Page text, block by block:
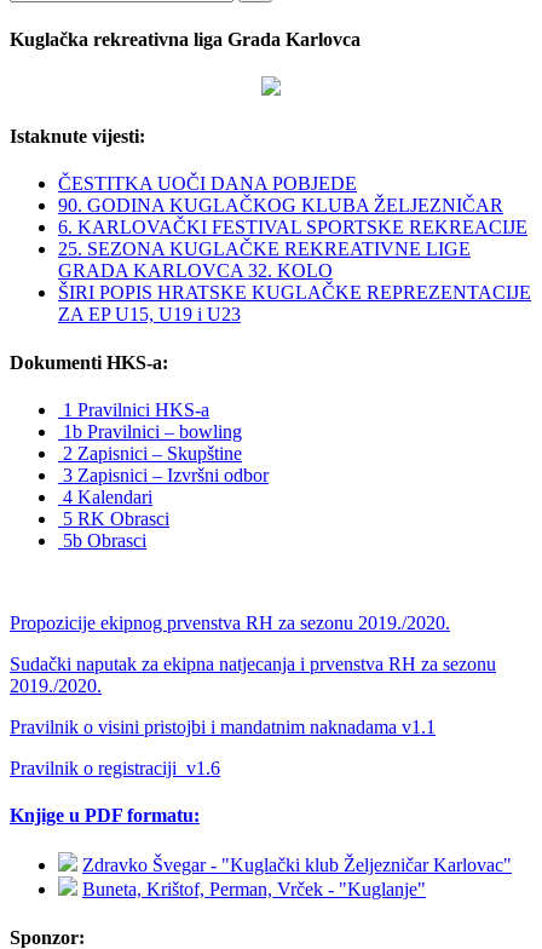
Kuglačka rekreativna liga Grada Karlovca
Istaknute vijesti:
ČESTITKA UOČI DANA POBJEDE
90. GODINA KUGLAČKOG KLUBA ŽELJEZNIČAR
6. KARLOVAČKI FESTIVAL SPORTSKE REKREACIJE
25. SEZONA KUGLAČKE REKREATIVNE LIGE
GRADA KARLOVCA 32. KOLO
ŠIRI POPIS HRATSKE KUGLAČKE REPREZENTACIJE
ZA EP U15, U19 i U23
Dokumenti HKS-a:
1 Pravilnici HKS-a
1b Pravilnici – bowling
2 Zapisnici – Skupštine
3 Zapisnici – Izvršni odbor
4 Kalendari
5 RK Obrasci
5b Obrasci
Propozicije ekipnog prvenstva RH za sezonu 2019./2020.
Sudački naputak za ekipna natjecanja i prvenstva RH za sezonu
2019./2020.
Pravilnik o visini pristojbi i mandatnim naknadama v1.1
Pravilnik o registraciji_v1.6
Knjige u PDF formatu:
Zdravko Švegar - "Kuglački klub Željezničar Karlovac"
Buneta, Krištof, Perman, Vrček - "Kuglanje"
Sponzor: